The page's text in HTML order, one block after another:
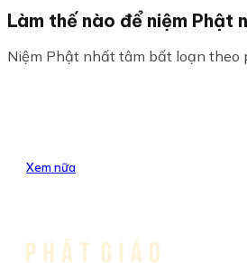
Làm thế nào để niệm Phật
Niệm Phật nhất tâm bất loạn theo
Xem nữa